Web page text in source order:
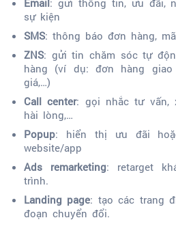
Email: gửi thông tin, ưu đãi,
sự kiện
SMS: thông báo đơn hàng,
ZNS: gửi tin chăm sóc tự
hàng (ví dụ: đơn hàng
giá,…)
Call center: gọi nhắc tư vấn,
hài lòng,…
Popup: hiển thị ưu đãi
website/app
Ads remarketing: retarget
trình.
Landing page: tạo các trang
đoạn chuyển đổi.